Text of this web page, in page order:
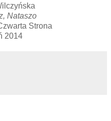
Nataszo
Strona
2014